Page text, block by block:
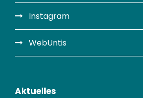
Instagram
WebUntis
Aktuelles